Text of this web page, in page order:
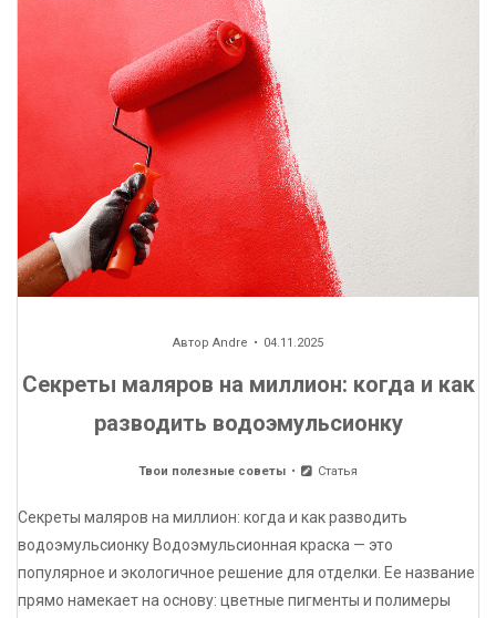
Автор Andre 04.11.2025
Секреты маляров на миллион: когда и как
разводить водоэмульсионку
Твои полезные советы Статья
Секреты маляров на миллион: когда и как разводить
водоэмульсионку Водоэмульсионная краска — это
популярное и экологичное решение для отделки. Ее название
прямо намекает на основу: цветные пигменты и полимеры